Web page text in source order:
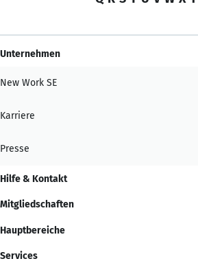
Unternehmen
New Work SE
Karriere
Presse
Hilfe & Kontakt
Mitgliedschaften
Hauptbereiche
Services